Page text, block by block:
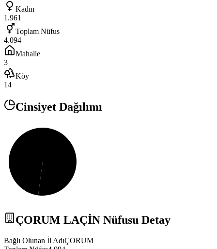
Kadın
1.961
Toplam Nüfus
4.094
Mahalle
3
Köy
14
Cinsiyet Dağılımı
ÇORUM LAÇİN Nüfusu Detay
Bağlı Olunan İl AdıÇORUM